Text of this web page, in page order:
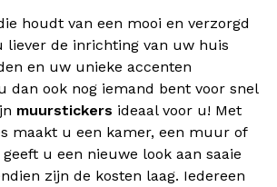
houdt van een mooi en verzorgd
liever de inrichting van uw huis
en uw unieke accenten
dan ook nog iemand bent voor snel
muurstickers ideaal voor u! Met
maakt u een kamer, een muur of
u een nieuwe look aan saaie
zijn de kosten laag. Iedereen